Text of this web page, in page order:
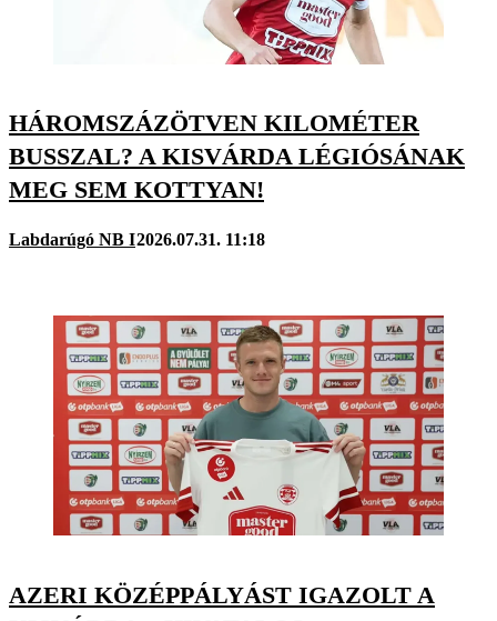
HÁROMSZÁZÖTVEN KILOMÉTER
BUSSZAL? A KISVÁRDA LÉGIÓSÁNAK
MEG SEM KOTTYAN!
Labdarúgó NB I2026.07.31. 11:18
AZERI KÖZÉPPÁLYÁST IGAZOLT A